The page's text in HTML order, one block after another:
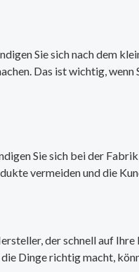
Sie sich nach dem
Das ist wichtig, wenn
Sie sich bei der
vermeiden und die
der schnell auf
Dinge richtig macht,